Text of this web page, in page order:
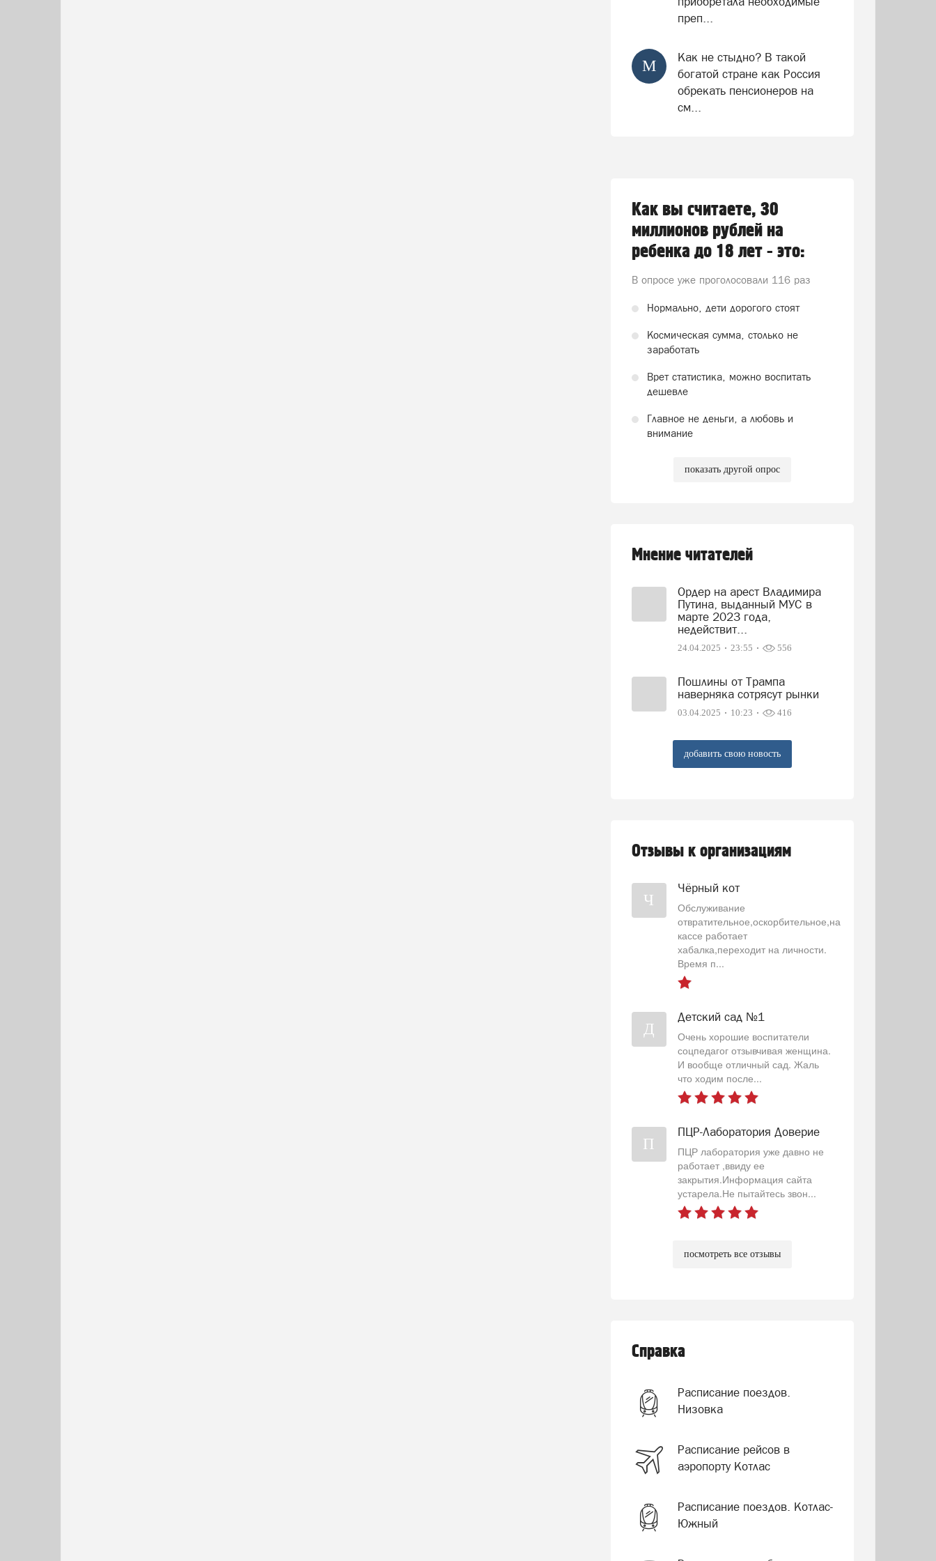
преп...
М
Как не стыдно? В такой
богатой стране как Россия
обрекать пенсионеров на
см...
Как вы считаете, 30
миллионов рублей на
ребенка до 18 лет - это:
В опросе уже проголосовали 116 раз
Нормально, дети дорогого стоят
Космическая сумма, столько не
заработать
Врет статистика, можно воспитать
дешевле
Главное не деньги, а любовь и
внимание
показать другой опрос
Мнение читателей
Ордер на арест Владимира
Путина, выданный МУС в
марте 2023 года,
недействит...
24.04.2025 23:55 556
Пошлины от Трампа
наверняка сотрясут рынки
03.04.2025 10:23 416
добавить свою новость
Отзывы к организациям
Ч
Чёрный кот
Обслуживание
отвратительное,оскорбительное,на
кассе работает
хабалка,переходит на личности.
Время п...
Д
Детский сад №1
Очень хорошие воспитатели
соцпедагог отзывчивая женщина.
И вообще отличный сад. Жаль
что ходим после...
П
ПЦР-Лаборатория Доверие
ПЦР лаборатория уже давно не
работает ,ввиду ее
закрытия.Информация сайта
устарела.Не пытайтесь звон...
посмотреть все отзывы
Справка
Расписание поездов.
Низовка
Расписание рейсов в
аэропорту Котлас
Расписание поездов. Котлас-
Южный